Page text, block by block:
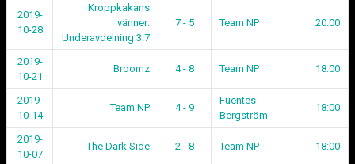
2019-
10-28
Kroppkakans
vänner:
Underavdelning 3.7
7 - 5 Team NP 20:00
2019-
10-21
Broomz 4 - 8 Team NP 18:00
2019-
10-14
Team NP 4 - 9
Fuentes-
Bergström
18:00
2019-
10-07
The Dark Side 2 - 8 Team NP 18:00